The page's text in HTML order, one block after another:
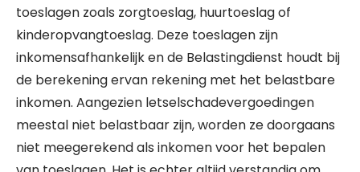
toeslagen zoals zorgtoeslag, huurtoeslag of
kinderopvangtoeslag. Deze toeslagen zijn
inkomensafhankelijk en de Belastingdienst houdt bij
de berekening ervan rekening met het belastbare
inkomen. Aangezien letselschadevergoedingen
meestal niet belastbaar zijn, worden ze doorgaans
niet meegerekend als inkomen voor het bepalen